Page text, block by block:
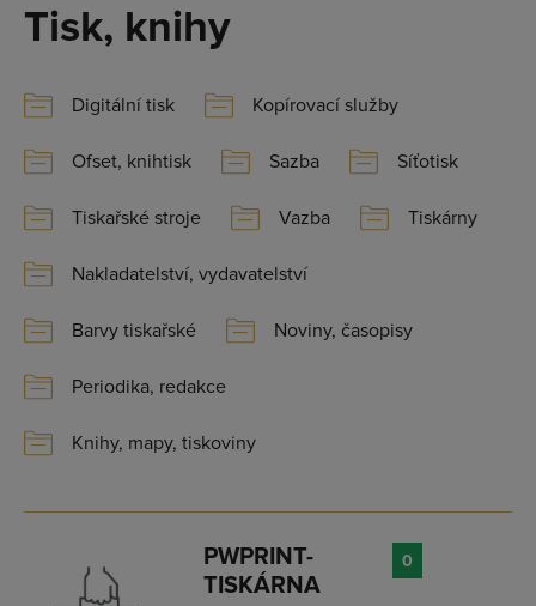
Tisk, knihy
Digitální tisk Kopírovací služby
Ofset, knihtisk Sazba Síťotisk
Tiskařské stroje Vazba Tiskárny
Nakladatelství, vydavatelství
Barvy tiskařské Noviny, časopisy
Periodika, redakce
Knihy, mapy, tiskoviny
PWPRINT-
TISKÁRNA
0